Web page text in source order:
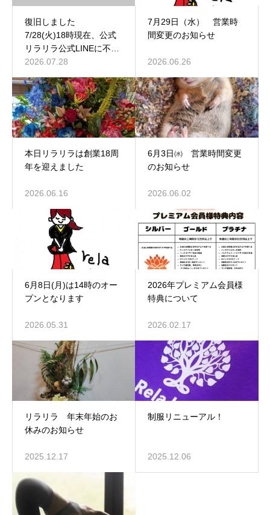
復旧しました
7/28(火)18時現在、公式
リラリラ公式LINEに不具
合が発生しております
2026.07.28
7月29日（水） 営業時
間変更のお知らせ
2026.06.26
本日リラリラは創業18周
年を迎えました
2026.06.16
6月3日㈬ 営業時間変更
のお知らせ
2026.06.02
6月8日(月)は14時のオー
プンとなります
2026.05.31
2026年プレミアム会員様
特典について
2026.02.17
リラリラ 年末年始のお
休みのお知らせ
2025.12.17
制服リニューアル！
2025.12.06